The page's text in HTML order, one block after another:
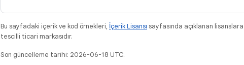
Bu sayfadaki içerik ve kod örnekleri, İçerik Lisansı sayfasında açıklanan
tescilli ticari markasıdır.
Son güncelleme tarihi: 2026-06-18 UTC.